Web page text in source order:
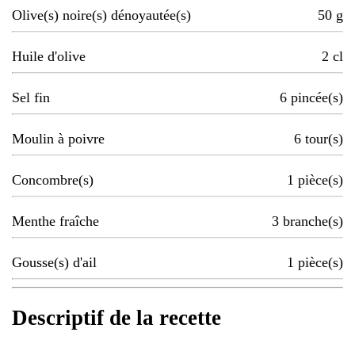
Olive(s) noire(s) dénoyautée(s) 50 g
Huile d'olive 2 cl
Sel fin 6 pincée(s)
Moulin à poivre 6 tour(s)
Concombre(s) 1 pièce(s)
Menthe fraîche 3 branche(s)
Gousse(s) d'ail 1 pièce(s)
Descriptif de la recette